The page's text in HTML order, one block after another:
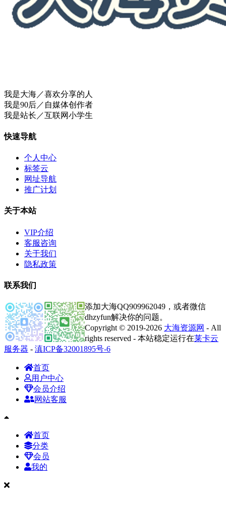
我是大海／喜欢分享的人
我是90后／自媒体创作者
我是站长／互联网小学生
快速导航
个人中心
标签云
网址导航
推广计划
关于本站
VIP介绍
客服咨询
关于我们
隐私政策
联系我们
添加大海QQ909962049，或者微信
dhzyfun解决你的问题。
Copyright © 2019-2026 大海资源网 - All
rights reserved - 本站稳定运行在莱卡云
服务器 - 滇ICP备32001895号-6
首页
用户中心
会员介绍
网站客服
首页
分类
会员
我的